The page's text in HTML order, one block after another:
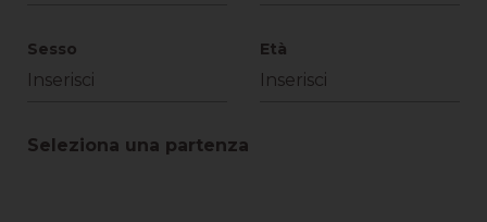
Sesso Età
Seleziona una partenza